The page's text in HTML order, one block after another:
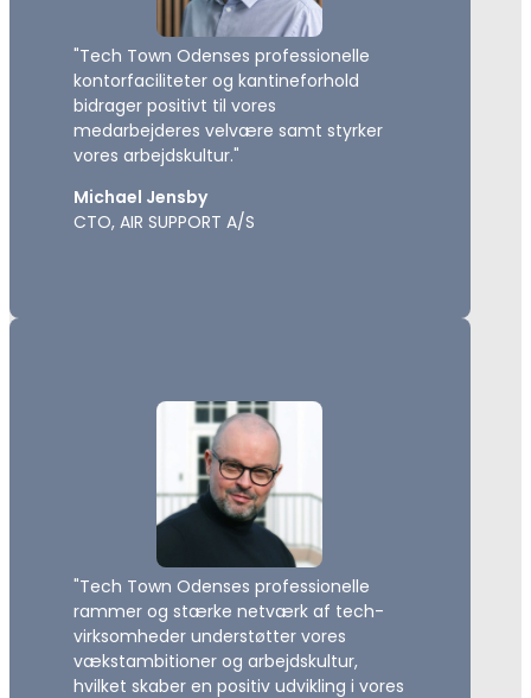
"Tech Town Odenses professionelle
kontorfaciliteter og kantineforhold
bidrager positivt til vores
medarbejderes velvære samt styrker
vores arbejdskultur."
Michael Jensby
CTO, AIR SUPPORT A/S
"Tech Town Odenses professionelle
rammer og stærke netværk af tech-
virksomheder understøtter vores
vækstambitioner og arbejdskultur,
hvilket skaber en positiv udvikling i vores